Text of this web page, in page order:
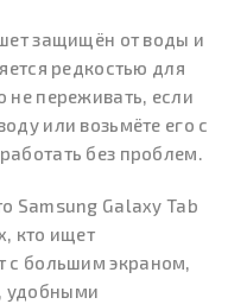
защищён от воды и
редкостью для
не переживать, если
или возьмёте его с
без проблем.
Samsung Galaxy Tab
кто ищет
с большим экраном,
удобными